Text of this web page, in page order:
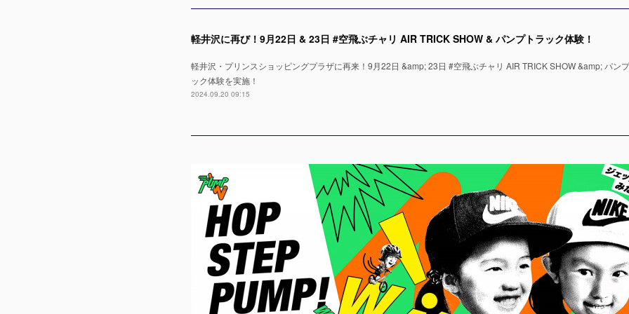
軽井沢に再び！9月22日 & 23日 #空飛ぶチャリ AIR TRICK SHOW & パンプトラック体験！
軽井沢・プリンスショッピングプラザに再来！9月22日 &amp; 23日 #空飛ぶチャリ AIR TRICK SHOW &amp; パン
ック体験を実施！
2024.09.20 09:15